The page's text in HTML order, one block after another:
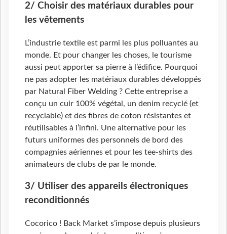
2/ Choisir des matériaux durables pour
les vêtements
L’industrie textile est parmi les plus polluantes au
monde. Et pour changer les choses, le tourisme
aussi peut apporter sa pierre à l’édifice. Pourquoi
ne pas adopter les matériaux durables développés
par Natural Fiber Welding ? Cette entreprise a
conçu un cuir 100% végétal, un denim recyclé (et
recyclable) et des fibres de coton résistantes et
réutilisables à l’infini. Une alternative pour les
futurs uniformes des personnels de bord des
compagnies aériennes et pour les tee-shirts des
animateurs de clubs de par le monde.
3/ Utiliser des appareils électroniques
reconditionnés
Cocorico ! Back Market s’impose depuis plusieurs